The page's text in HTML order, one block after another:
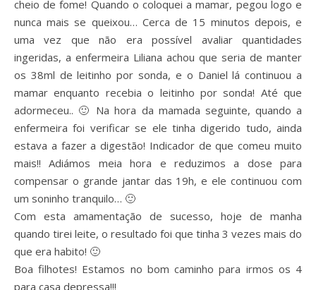
cheio de fome! Quando o coloquei a mamar, pegou logo e
nunca mais se queixou… Cerca de 15 minutos depois, e
uma vez que não era possível avaliar quantidades
ingeridas, a enfermeira Liliana achou que seria de manter
os 38ml de leitinho por sonda, e o Daniel lá continuou a
mamar enquanto recebia o leitinho por sonda! Até que
adormeceu.. 🙂 Na hora da mamada seguinte, quando a
enfermeira foi verificar se ele tinha digerido tudo, ainda
estava a fazer a digestão! Indicador de que comeu muito
mais!! Adiámos meia hora e reduzimos a dose para
compensar o grande jantar das 19h, e ele continuou com
um soninho tranquilo… 🙂
Com esta amamentação de sucesso, hoje de manha
quando tirei leite, o resultado foi que tinha 3 vezes mais do
que era habito! 🙂
Boa filhotes! Estamos no bom caminho para irmos os 4
para casa depressa!!!